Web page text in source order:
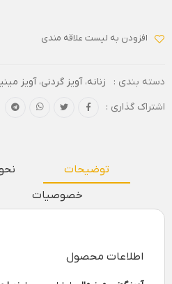
افزودن به لیست علاقه مندی
دسته بندی : زنانه،آویز گردنی،آویز
اشتراک گذاری :
توضیحات
خصوصیات
اطلاعات محصول